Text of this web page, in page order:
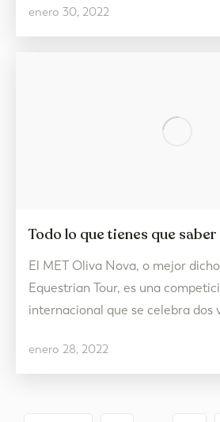
enero 30, 2022
establecimientos que nos
es esencial. Y si además se
Todo lo que tienes que
enero 28, 2022
El MET Oliva Nova, o mejor
Equestrian Tour, es una
internacional que se celebra dos
de celebración! El campeonato
nada menos que 10 años.